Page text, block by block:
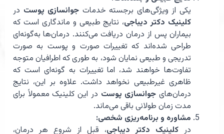
یکی از ویژگی‌های برجسته خدمات جوانسازی پوست در
کلینیک دکتر دیباجی، نتایج طبیعی و ماندگاری است که
بیماران پس از درمان دریافت می‌کنند. درمان‌ها به‌گونه‌ای
طراحی شده‌اند که تغییرات صورت و پوست به صورت
تدریجی و طبیعی نمایان شود، به طوری که اطرافیان متوجه
تفاوت‌ها خواهند شد، اما تغییرات به گونه‌ای است که
ظاهری غیرطبیعی نخواهد داشت. علاوه بر این، نتایج
درمان‌های جوانسازی پوست در این کلینیک معمولاً برای
مدت زمان طولانی باقی می‌ماند.
مشاوره و برنامه‌ریزی شخصی:
در کلینیک دکتر دیباجی، قبل از شروع هر درمان،